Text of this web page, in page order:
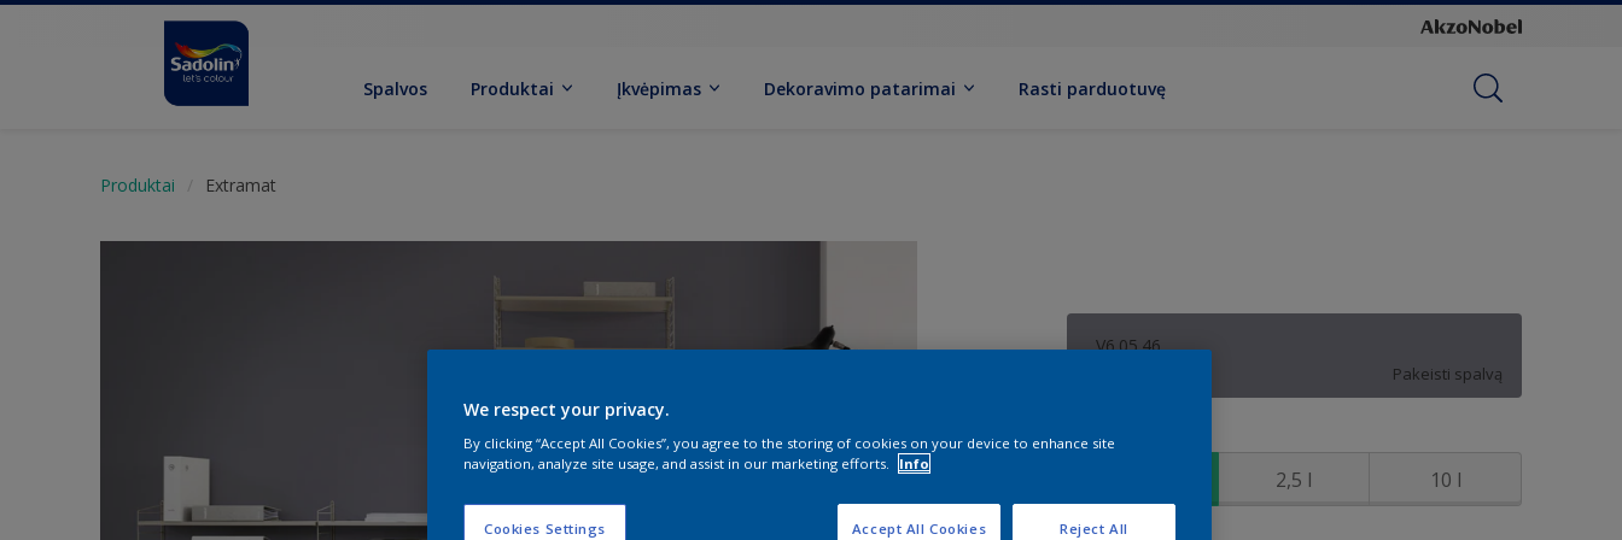
Spalvos Produktai Įkvėpimas Dekoravimo patarimai Rasti parduotuvę
Produktai Extramat
V6.05.46
Pakeisti spalvą
Dydis
2,5 l 10 l
We respect your privacy.
By clicking “Accept All Cookies”, you agree to the storing of cookies on your device to enhance site
navigation, analyze site usage, and assist in our marketing efforts.
Info
Cookies Settings Reject All
Accept All Cookies